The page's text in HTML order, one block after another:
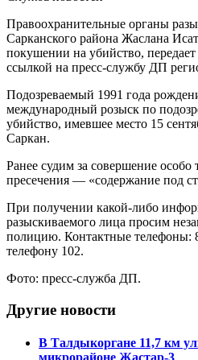
Правоохранительные органы
Сарканского района Жаслана
покушении на убийство, передает
ссылкой на пресс-службу ДП
Подозреваемый 1991 года
международный розыск по
убийство, имевшее место 15
Саркан.
Ранее судим за совершение
пресечения — «содержание под
При получении какой-либо
разыскиваемого лица просим
полицию. Контактные телефоны:
телефону 102.
Фото: пресс-служба ДП.
Другие новости
В Талдыкоргане 11,7 км